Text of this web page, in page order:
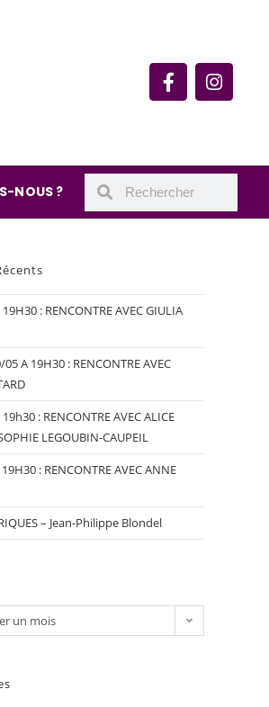
NOUS ?
: RENCONTRE AVEC GIULIA
05 A 19H30 : RENCONTRE AVEC
: RENCONTRE AVEC ALICE
LEGOUBIN-CAUPEIL
: RENCONTRE AVEC ANNE
– Jean-Philippe Blondel
un mois